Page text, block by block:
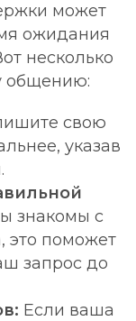
может
ожидания
несколько
общению:
свою
указав
знакомы с
это поможет
запрос до
Если ваша